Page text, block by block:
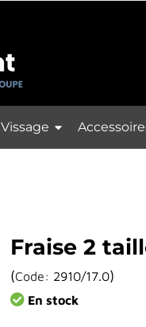
Vissage
Fraise 2
(Code: 2910/17.0)
En stock